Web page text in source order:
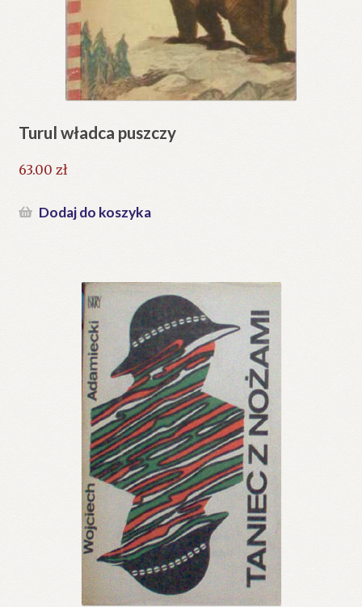
Turul władca puszczy
63.00 zł
Dodaj do koszyka